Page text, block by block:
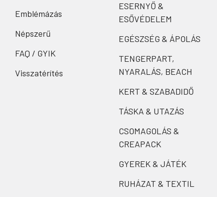
Emblémázás
Népszerű
FAQ / GYIK
Visszatérítés
ESERNYŐ &
ESŐVÉDELEM
EGÉSZSÉG & ÁPOLÁS
TENGERPART,
NYARALÁS, BEACH
KERT & SZABADIDŐ
TÁSKA & UTAZÁS
CSOMAGOLÁS &
CREAPACK
GYEREK & JÁTÉK
RUHÁZAT & TEXTIL